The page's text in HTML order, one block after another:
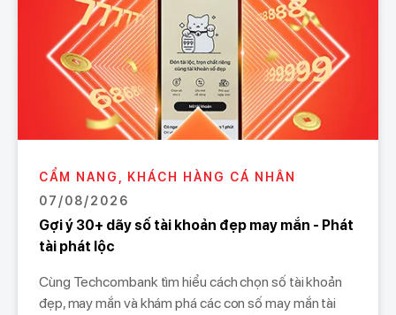
CẨM NANG, KHÁCH HÀNG CÁ NHÂN
07/08/2026
Gợi ý 30+ dãy số tài khoản đẹp may mắn - Phát
tài phát lộc
Cùng Techcombank tìm hiểu cách chọn số tài khoản
đẹp, may mắn và khám phá các con số may mắn tài